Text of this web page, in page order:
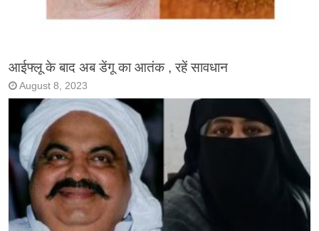
आईफ्लू के बाद अब डेंगू का आतंक , रहें सावधान
August 8, 2023